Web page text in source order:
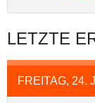
LETZTE
FREITAG, 24.